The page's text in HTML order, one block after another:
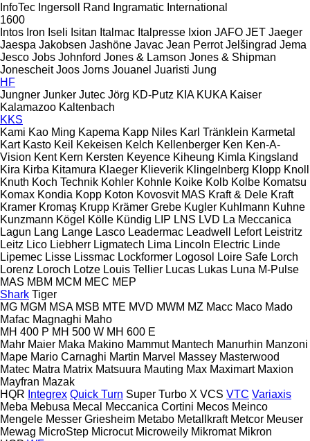
InfoTec Ingersoll Rand Ingramatic International
1600
Intos Iron Iseli Isitan Italmac Italpresse Ixion JAFO JET Jaeger
Jaespa Jakobsen Jashöne Javac Jean Perrot Jelšingrad Jema
Jesco Jobs Johnford Jones & Lamson Jones & Shipman
Jonescheit Joos Jorns Jouanel Juaristi Jung
HF
Jungner Junker Jutec Jörg KD-Putz KIA KUKA Kaiser
Kalamazoo Kaltenbach
KKS
Kami Kao Ming Kapema Kapp Niles Karl Tränklein Karmetal
Kart Kasto Keil Kekeisen Kelch Kellenberger Ken Ken-A-
Vision Kent Kern Kersten Keyence Kiheung Kimla Kingsland
Kira Kirba Kitamura Klaeger Klieverik Klingelnberg Klopp Knoll
Knuth Koch Technik Kohler Kohnle Koike Kolb Kolbe Komatsu
Komax Kondia Kopp Koton Kovosvit MAS Kraft & Dele Kraft
Kramer Kromaş Krupp Krämer Grebe Kugler Kuhlmann Kuhne
Kunzmann Kögel Kölle Kündig LIP LNS LVD La Meccanica
Lagun Lang Lange Lasco Leadermac Leadwell Lefort Leistritz
Leitz Lico Liebherr Ligmatech Lima Lincoln Electric Linde
Lipemec Lisse Lissmac Lockformer Logosol Loire Safe Lorch
Lorenz Loroch Lotze Louis Tellier Lucas Lukas Luna M-Pulse
MAS MBM MCM MEC MEP
Shark Tiger
MG MGM MSA MSB MTE MVD MWM MZ Macc Maco Mado
Mafac Magnaghi Maho
MH 400 P MH 500 W MH 600 E
Mahr Maier Maka Makino Mammut Mantech Manurhin Manzoni
Mape Mario Carnaghi Martin Marvel Massey Masterwood
Matec Matra Matrix Matsuura Mauting Max Maximart Maxion
Mayfran Mazak
HQR Integrex Quick Turn Super Turbo X VCS VTC Variaxis
Meba Mebusa Mecal Meccanica Cortini Mecos Meinco
Mengele Messer Griesheim Metabo Metallkraft Metcor Meuser
Mewag MicroStep Microcut Microweily Mikromat Mikron